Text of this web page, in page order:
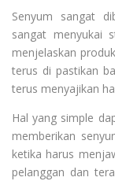
Senyum sangat
sangat menyukai
menjelaskan
terus di pastikan
terus menyajikan
Hal yang simple
memberikan
ketika harus
pelanggan dan